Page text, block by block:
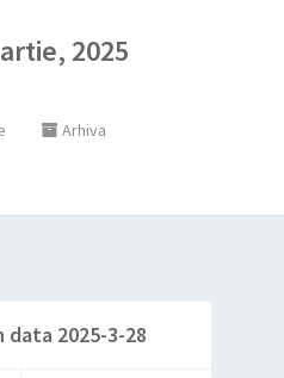
2025
Arhiva
data 2025-3-28